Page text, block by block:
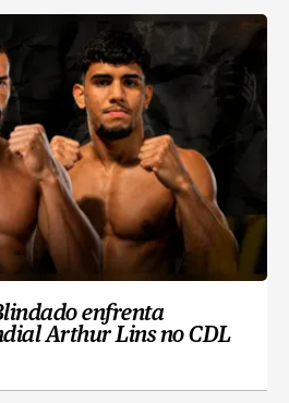
enfrenta
Arthur Lins no CDL